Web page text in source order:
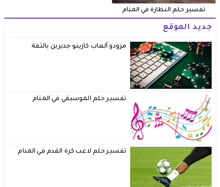
تفسير حلم النظارة في المنام
جديد الموقع
مزودو ألعاب كازينو جديرين بالثقة
تفسير حلم الموسيقي في المنام
تفسير حلم لاعب كرة القدم في المنام